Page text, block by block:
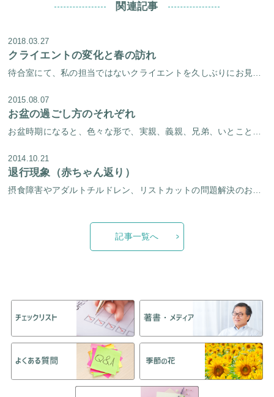
関連記事
2018.03.27
クライエントの変化と春の訪れ
2015.08.07
お盆の過ごし方のそれぞれ
2014.10.21
退行現象（赤ちゃん返り）
記事一覧へ